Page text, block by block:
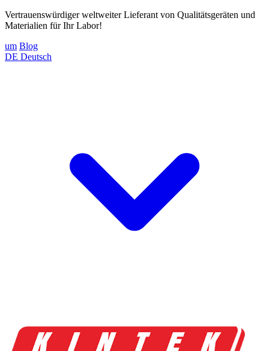
Vertrauenswürdiger weltweiter Lieferant von Qualitätsgeräten und
Materialien für Ihr Labor!
um Blog
DE Deutsch